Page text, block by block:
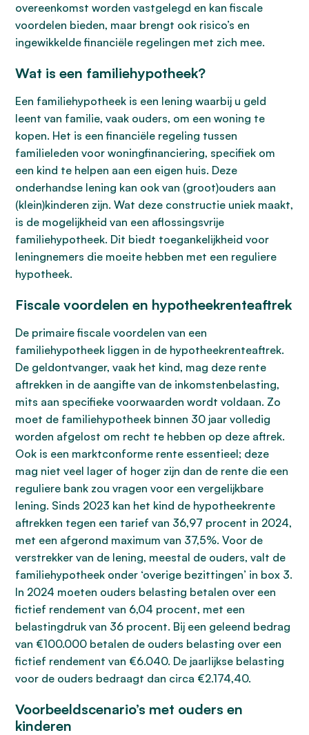
overeenkomst worden vastgelegd en kan fiscale
voordelen bieden, maar brengt ook risico’s en
ingewikkelde financiële regelingen met zich mee.
Wat is een familiehypotheek?
Een familiehypotheek is een lening waarbij u geld
leent van familie, vaak ouders, om een woning te
kopen. Het is een financiële regeling tussen
familieleden voor woningfinanciering, specifiek om
een kind te helpen aan een eigen huis. Deze
onderhandse lening kan ook van (groot)ouders aan
(klein)kinderen zijn. Wat deze constructie uniek maakt,
is de mogelijkheid van een aflossingsvrije
familiehypotheek. Dit biedt toegankelijkheid voor
leningnemers die moeite hebben met een reguliere
hypotheek.
Fiscale voordelen en hypotheekrenteaftrek
De primaire fiscale voordelen van een
familiehypotheek liggen in de hypotheekrenteaftrek.
De geldontvanger, vaak het kind, mag deze rente
aftrekken in de aangifte van de inkomstenbelasting,
mits aan specifieke voorwaarden wordt voldaan. Zo
moet de familiehypotheek binnen 30 jaar volledig
worden afgelost om recht te hebben op deze aftrek.
Ook is een marktconforme rente essentieel; deze
mag niet veel lager of hoger zijn dan de rente die een
reguliere bank zou vragen voor een vergelijkbare
lening. Sinds 2023 kan het kind de hypotheekrente
aftrekken tegen een tarief van 36,97 procent in 2024,
met een afgerond maximum van 37,5%. Voor de
verstrekker van de lening, meestal de ouders, valt de
familiehypotheek onder ‘overige bezittingen’ in box 3.
In 2024 moeten ouders belasting betalen over een
fictief rendement van 6,04 procent, met een
belastingdruk van 36 procent. Bij een geleend bedrag
van €100.000 betalen de ouders belasting over een
fictief rendement van €6.040. De jaarlijkse belasting
voor de ouders bedraagt dan circa €2.174,40.
Voorbeeldscenario’s met ouders en
kinderen